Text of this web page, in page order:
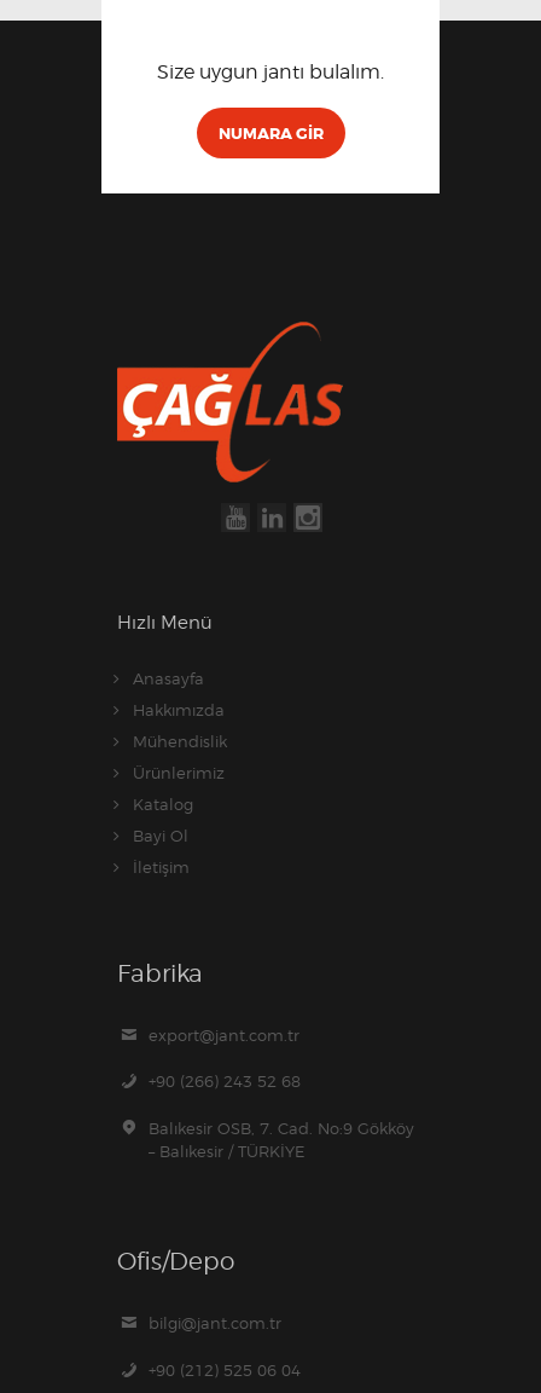
Size uygun jantı bulalım.
NUMARA GIR
Hızlı Menü
Anasayfa
Hakkımızda
Mühendislik
Ürünlerimiz
Katalog
Bayi Ol
İletişim
Fabrika
export@jant.com.tr
+90 (266) 243 52 68
Balıkesir OSB, 7. Cad. No:9 Gökköy
– Balıkesir / TÜRKİYE
Ofis/Depo
bilgi@jant.com.tr
+90 (212) 525 06 04